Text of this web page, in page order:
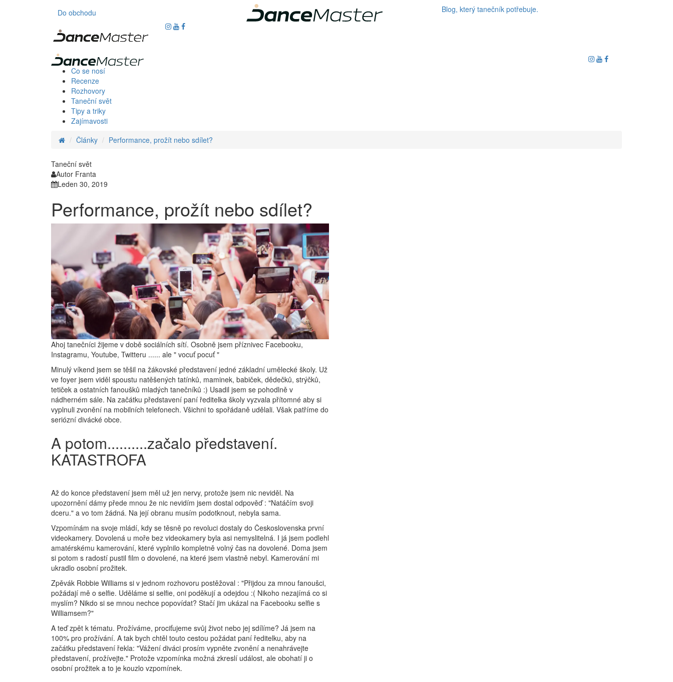
Do obchodu Blog, který tanečník potřebuje.
Co se nosí
Recenze
Rozhovory
Taneční svět
Tipy a triky
Zajímavosti
Články
Performance, prožít nebo sdílet?
Taneční svět
Autor Franta
Leden 30, 2019
Performance, prožít nebo sdílet?
Ahoj tanečníci žijeme v době sociálních sítí. Osobně jsem příznivec Facebooku,
Instagramu, Youtube, Twitteru ...... ale " vocuť pocuť "
Minulý víkend jsem se těšil na žákovské představení jedné základní umělecké školy. Už
ve foyer jsem viděl spoustu natěšených tatínků, maminek, babiček, dědečků, strýčků,
tetiček a ostatních fanoušků mladých tanečníků :) Usadil jsem se pohodlně v
nádherném sále. Na začátku představení paní ředitelka školy vyzvala přítomné aby si
vyplnuli zvonění na mobilních telefonech. Všichni to spořádaně udělali. Však patříme do
seriózní divácké obce.
A potom..........začalo představení.
KATASTROFA
Až do konce představení jsem měl už jen nervy, protože jsem nic neviděl. Na
upozornění dámy přede mnou že nic nevidím jsem dostal odpověď : "Natáčím svoji
dceru." a vo tom žádná. Na její obranu musím podotknout, nebyla sama.
Vzpomínám na svoje mládí, kdy se těsně po revoluci dostaly do Československa první
videokamery. Dovolená u moře bez videokamery byla asi nemyslitelná. I já jsem podlehl
amatérskému kamerování, které vyplnilo kompletně volný čas na dovolené. Doma jsem
si potom s radostí pustil film o dovolené, na které jsem vlastně nebyl. Kamerování mi
ukradlo osobní prožitek.
Zpěvák Robbie Williams si v jednom rozhovoru postěžoval : "Přijdou za mnou fanoušci,
požádají mě o selfie. Uděláme si selfie, oni poděkují a odejdou :( Nikoho nezajímá co si
myslím? Nikdo si se mnou nechce popovídat? Stačí jim ukázal na Facebooku selfie s
Williamsem?"
A teď zpět k tématu. Prožíváme, prociťujeme svůj život nebo jej sdílíme? Já jsem na
100% pro prožívání. A tak bych chtěl touto cestou požádat paní ředitelku, aby na
začátku představení řekla: "Vážení diváci prosím vypněte zvonění a nenahrávejte
představení, prožívejte." Protože vzpomínka možná zkreslí událost, ale obohatí ji o
osobní prožitek a to je kouzlo vzpomínek.